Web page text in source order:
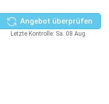
Angebot überprüfen
Letzte Kontrolle: Sa. 08 Aug.